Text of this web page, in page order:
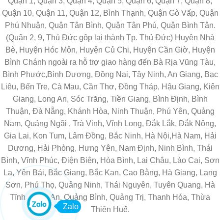
Quận 10, Quận 11, Quận 12, Bình Thạnh, Quận Gò Vấp, Quận
Phú Nhuận, Quận Tân Bình, Quận Tân Phú, Quận Bình Tân.
(Quận 2, 9, Thủ Đức gộp lại thành Tp. Thủ Đức) Huyện Nhà
Bè, Huyện Hóc Môn, Huyện Củ Chi, Huyện Cần Giờ, Huyện
Bình Chánh ngoài ra hỗ trợ giao hàng đến Bà Rịa Vũng Tàu,
Bình Phước,Bình Dương, Đồng Nai, Tây Ninh, An Giang, Bạc
Liêu, Bến Tre, Cà Mau, Cần Thơ, Đồng Tháp, Hậu Giang, Kiên
Giang, Long An, Sóc Trăng, Tiền Giang, Bình Định, Bình
Thuận, Đà Nẵng, Khánh Hòa, Ninh Thuận, Phú Yên, Quảng
Nam, Quảng Ngãi , Trà Vinh, Vĩnh Long, Đắk Lắk, Đắk Nông,
Gia Lai, Kon Tum, Lâm Đồng, Bắc Ninh, Hà Nội,Hà Nam, Hải
Dương, Hải Phòng, Hưng Yên, Nam Định, Ninh Bình, Thái
Bình, Vĩnh Phúc, Điện Biên, Hòa Bình, Lai Châu, Lào Cai, Sơn
La, Yên Bái, Bắc Giang, Bắc Kạn, Cao Bằng, Hà Giang, Lạng
Sơn, Phú Thọ, Quảng Ninh, Thái Nguyên, Tuyên Quang, Hà
Tĩnh, Nghệ An, Quảng Bình, Quảng Trị, Thanh Hóa, Thừa
Thiên Huế.
Zalo